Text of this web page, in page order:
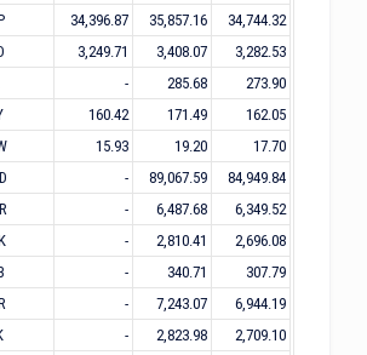
34,396.87 35,857.16
34,744.32
3,249.71 3,408.07
3,282.53
- 285.68
273.90
160.42 171.49
162.05
15.93 19.20
17.70
- 89,067.59
84,949.84
- 6,487.68
6,349.52
- 2,810.41
2,696.08
- 340.71
307.79
- 7,243.07
6,944.19
- 2,823.98
2,709.10